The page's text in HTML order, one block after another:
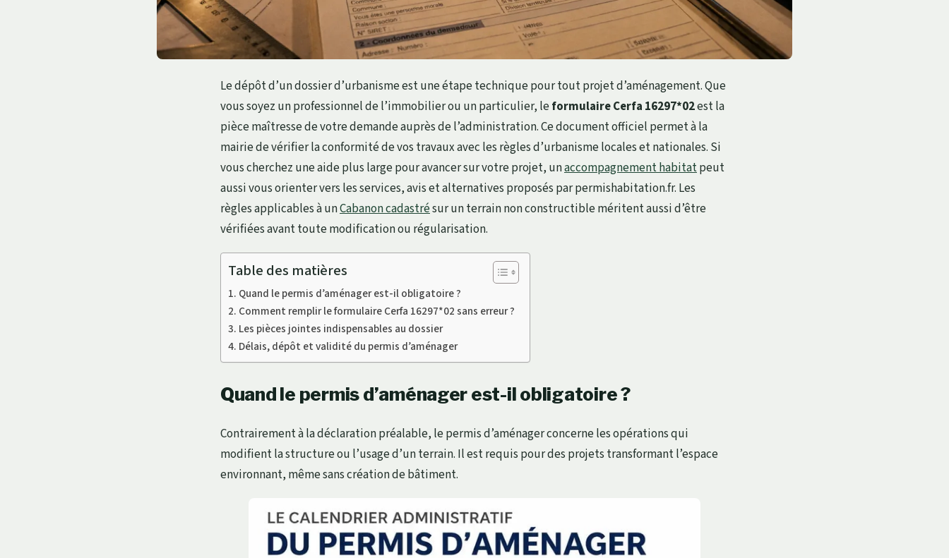
Le dépôt d’un dossier d’urbanisme est une étape technique pour tout projet d’aménagement. Que
vous soyez un professionnel de l’immobilier ou un particulier, leformulaire Cerfa 16297*02est la
pièce maîtresse de votre demande auprès de l’administration. Ce document officiel permet à la
mairie de vérifier la conformité de vos travaux avec les règles d’urbanisme locales et nationales. Si
vous cherchez une aide plus large pour avancer sur votre projet, unaccompagnement habitatpeut
aussi vous orienter vers les services, avis et alternatives proposés par permishabitation.fr. Les
règles applicables à unCabanon cadastrésur un terrain non constructible méritent aussi d’être
vérifiées avant toute modification ou régularisation.
Table des matières
Quand le permis d’aménager est-il obligatoire ?
Comment remplir le formulaire Cerfa 16297*02 sans erreur ?
Les pièces jointes indispensables au dossier
Délais, dépôt et validité du permis d’aménager
Quand le permis d’aménager est-il obligatoire ?
Contrairement à la déclaration préalable, le permis d’aménager concerne les opérations qui
modifient la structure ou l’usage d’un terrain. Il est requis pour des projets transformant l’espace
environnant, même sans création de bâtiment.